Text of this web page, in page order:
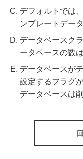
デフォルトでは
ンプレートデー
データベースク
ータベースの数
データベースが
設定するフラグ
データベースは